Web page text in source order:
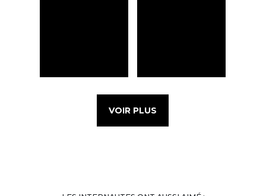
VOIR PLUS